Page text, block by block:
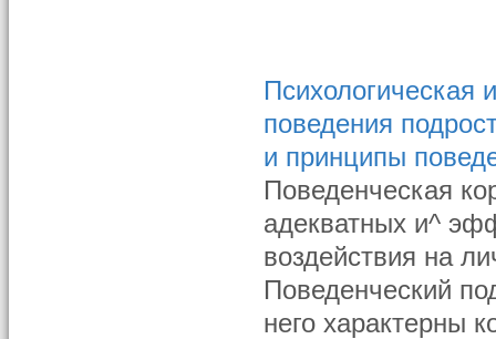
Психологическая
поведения
и принципы
Поведенческая
адекватных и^
воздействия на
Поведенческий
него характерны